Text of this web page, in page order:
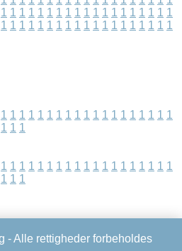
1 1 1 1 1 1 1 1 1 1 1 1 1 1 1 1 1 1 1
1 1 1 1 1 1 1 1 1 1 1 1 1 1 1 1 1 1 1
1 1 1 1 1 1 1 1 1 1 1 1 1 1 1 1 1 1 1
1 1 1
1 1 1 1 1 1 1 1 1 1 1 1 1 1 1 1 1 1 1
1 1 1
- Alle rettigheder forbeholdes